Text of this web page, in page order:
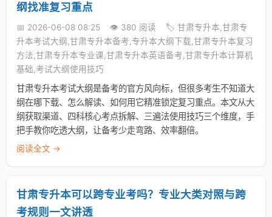
纲找准复习重点
📅 2026-06-08 08:25 👁️ 380 阅读
🏷️ 甘肃专升本,甘肃专
升本考试大纲,甘肃专升本备考,专升本大纲下载,甘肃专升本复习
方法,甘肃专升本专业课,甘肃专升本英语备考,甘肃专升本计算机
基础,考试大纲使用技巧
甘肃专升本考试大纲是备考的官方风向标，但很多考生不知道大
纲在哪下载、怎么解读、如何用它精准锁定复习重点。本文从大
纲获取渠道、四科核心考点拆解、三遍法使用技巧三个维度，手
把手教你吃透大纲，让备考少走弯路、效率翻倍。
阅读全文 →
甘肃专升本可以跨专业考吗？专业大类对照与跨
考规则一文讲透